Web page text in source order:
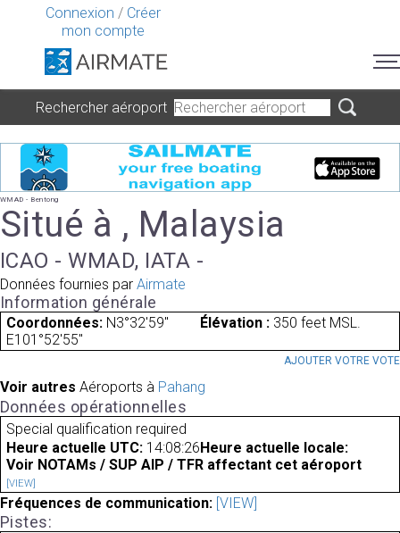
Connexion / Créer
mon compte
Rechercher aéroport
WMAD - Bentong
Situé à , Malaysia
ICAO - WMAD, IATA -
Données fournies par Airmate
Information générale
Coordonnées: N3°32'59"
E101°52'55"
Élévation : 350 feet MSL.
AJOUTER VOTRE VOTE
Voir autres Aéroports à Pahang
Données opérationnelles
Special qualification required
Heure actuelle UTC: 14:08:26 Heure actuelle locale:
Voir NOTAMs / SUP AIP / TFR affectant cet aéroport
[VIEW]
Fréquences de communication: [VIEW]
Pistes: